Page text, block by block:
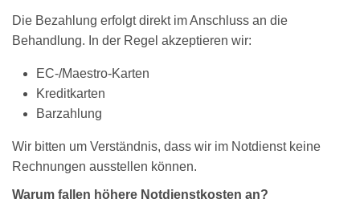
Die Bezahlung erfolgt direkt im Anschluss an die
Behandlung. In der Regel akzeptieren wir:
EC-/Maestro-Karten
Kreditkarten
Barzahlung
Wir bitten um Verständnis, dass wir im Notdienst keine
Rechnungen ausstellen können.
Warum fallen höhere Notdienstkosten an?